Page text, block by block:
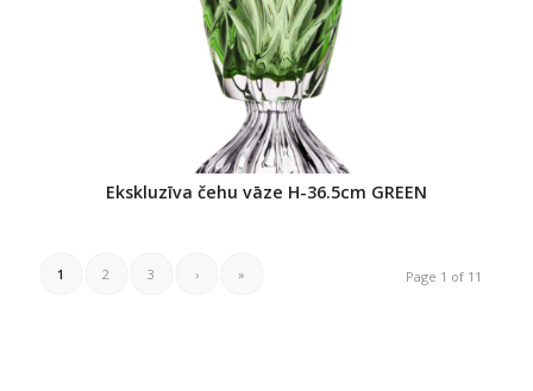
Ekskluzīva čehu vāze H-36.5cm GREEN
Page 1 of 11
1 2 3 › »